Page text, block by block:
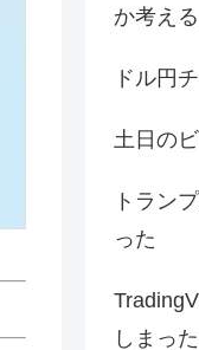
か考える
ドル円
土日の
トラン
った
しまった